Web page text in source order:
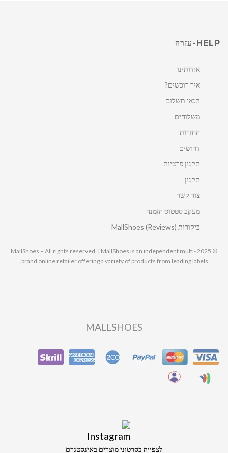
HELP-עזרה
אודותינו
איך רוכשים?
תנאי תשלום
משלוחים
החזרות
דרושים
תקנון פרטיות
תקנון
צור קשר
מעקב סטטוס הזמנה
ביקורות MallShoes (Reviews)
© 2025 MallShoes – All rights reserved. | MallShoes is an independent multi-
brand online retailer offering a variety of products from leading labels.
MALLSHOES
לצפייה בסרטוני מוצרים באינסטגרם